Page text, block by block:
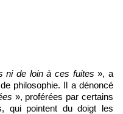
ni de loin à ces fuites», a
philosophie. Il a dénoncé
», proférées par certains
qui pointent du doigt les